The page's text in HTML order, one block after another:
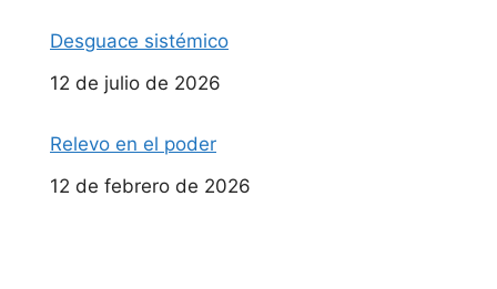
Desguace sistémico
Fecha
12 de julio de 2026
Relevo en el poder
Fecha
12 de febrero de 2026